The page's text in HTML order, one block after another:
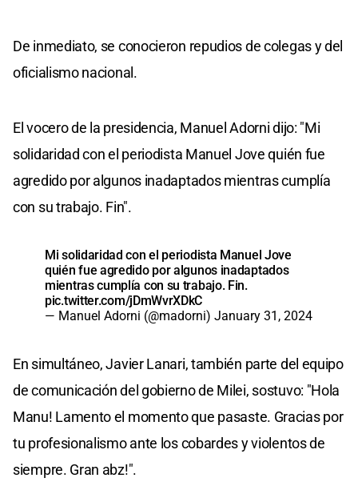
De inmediato, se conocieron repudios de colegas y del
oficialismo nacional.
El vocero de la presidencia, Manuel Adorni dijo: "Mi
solidaridad con el periodista Manuel Jove quién fue
agredido por algunos inadaptados mientras cumplía
con su trabajo. Fin".
Mi solidaridad con el periodista Manuel Jove
quién fue agredido por algunos inadaptados
mientras cumplía con su trabajo. Fin.
pic.twitter.com/jDmWvrXDkC
— Manuel Adorni (@madorni) January 31, 2024
En simultáneo, Javier Lanari, también parte del equipo
de comunicación del gobierno de Milei, sostuvo: "Hola
Manu! Lamento el momento que pasaste. Gracias por
tu profesionalismo ante los cobardes y violentos de
siempre. Gran abz!".